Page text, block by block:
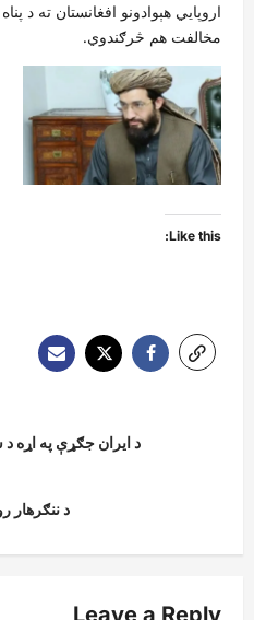
اروپايي هېوادونو افغانستان ته د
مخالفت هم څرګندوي.
Like this:
v
د ایران جګړې په اړه
د ننګرهار
Leave a Reply